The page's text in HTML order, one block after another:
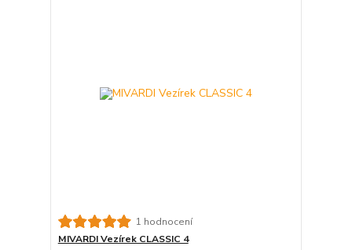
1 hodnocení
MIVARDI Vezírek CLASSIC 4